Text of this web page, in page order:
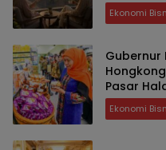
Ekonomi
Gubernur
Pasar
Ekonomi